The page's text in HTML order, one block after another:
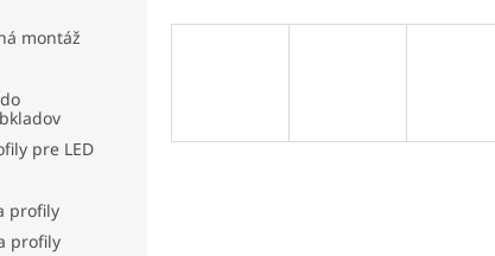
montáž
pre LED
profily
profily